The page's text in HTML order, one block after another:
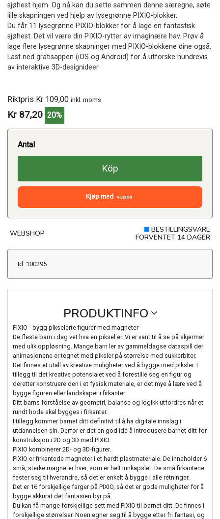
sjøhest hjem. Og nå kan du sette sammen denne særegne, søte
lille skapningen ved hjelp av lysegrønne PIXIO-blokker.
Du får 11 lysegrønne PIXIO-blokker for å lage en fantastisk
sjøhest. Det vil være din PIXIO-rytter av imaginære hav. Prøv å
lage flere lysegrønne skapninger med PIXIO-blokkene dine også.
Last ned gratisappen (iOS og Android) for å utforske hundrevis
av interaktive 3D-designideer
Riktpris Kr 109,00 inkl. moms
Kr 87,20 20%
Antal
Köp
Kjøp med
WEBSHOP
BESTILLINGSVARE
FORVENTET 14 DAGER
Id: 100295
PRODUKTINFO
PIXIO - bygg pikselerte figurer med magneter
De fleste barn i dag vet hva en piksel er. Vi er vant til å se på skjermer
med ulik oppløsning. Mange barn ler av gammeldagse dataspill der
animasjonene er tegnet med piksler på størrelse med sukkerbiter.
Det finnes et utall av kreative muligheter ved å bygge med piksler. I
tillegg til det kreative potensialet ved å forestille seg en figur og
deretter konstruere den i et fysisk materiale, er det mye å lære ved å
bygge figuren eller landskapet i firkanter.
Ditt barns forståelse av geometri, balanse og logikk utfordres når et
rundt hode skal bygges i firkanter.
I tillegg kommer barnet ditt definitivt til å ha digitale innslag i
utdannelsen sin. Derfor er det en god idé å introdusere barnet ditt for
konstruksjon i 2D og 3D med PIXIO.
PIXIO kombinerer 2D- og 3D-figurer.
PIXIO er firkantede magneter i et hardt plastmateriale. De inneholder 6
små, sterke magneter hver, som er helt innkapslet. De små firkantene
fester seg til hverandre, så det er enkelt å bygge i alle retninger.
Det er 16 forskjellige farger på PIXIO, så det er gode muligheter for å
bygge akkurat det fantasien byr på.
Du kan få mange forskjellige sett med PIXIO til barnet ditt. De finnes i
forskjellige størrelser. Noen egner seg til å bygge etter fri fantasi, og